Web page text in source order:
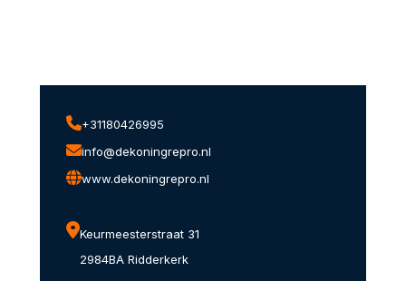
+31180426995
info@dekoningrepro.nl
www.dekoningrepro.nl
Keurmeesterstraat 31
2984BA Ridderkerk